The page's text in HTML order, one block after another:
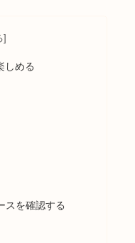
しめる
スを確認する